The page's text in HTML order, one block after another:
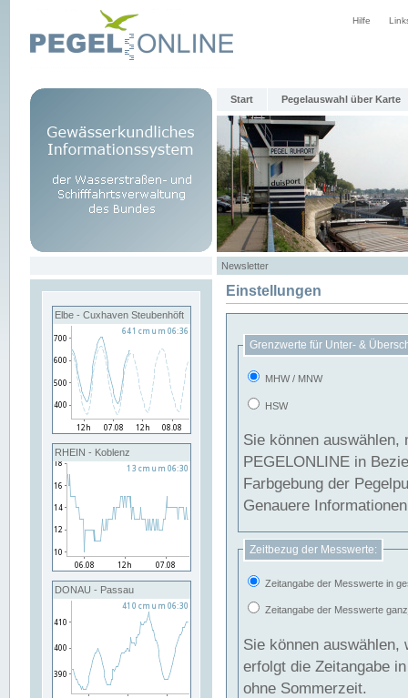
Hilfe
Start Pegelauswahl über Karte
Newsletter
Elbe - Cuxhaven Steubenhöft
RHEIN - Koblenz
DONAU - Passau
Einstellungen
Grenzwerte für Unter- &
MHW / MNW
HSW
Sie können
PEGELONLINE in Beziehung
Farbgebung der
Genauere
Zeitbezug der Messwerte:
Zeitangabe der Messwerte in
Zeitangabe der Messwerte
Sie können auswählen,
erfolgt die Zeitangabe
ohne Sommerzeit.